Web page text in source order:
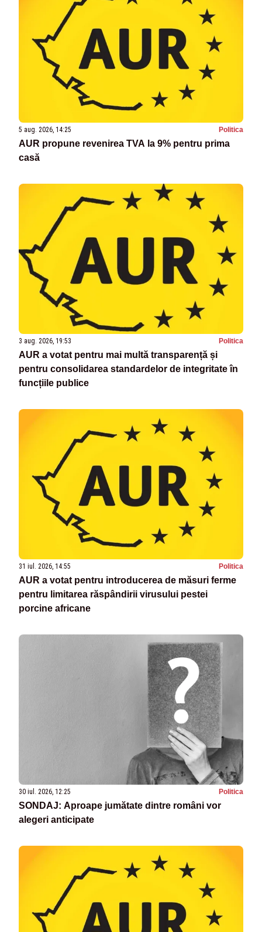
5 aug. 2026, 14:25 Politica
AUR propune revenirea TVA la 9% pentru prima
casă
3 aug. 2026, 19:53 Politica
AUR a votat pentru mai multă transparență și
pentru consolidarea standardelor de integritate în
funcțiile publice
31 iul. 2026, 14:55 Politica
AUR a votat pentru introducerea de măsuri ferme
pentru limitarea răspândirii virusului pestei
porcine africane
30 iul. 2026, 12:25 Politica
SONDAJ: Aproape jumătate dintre români vor
alegeri anticipate